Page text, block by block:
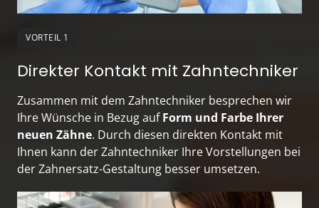
VORTEIL 1
Direkter Kontakt mit Zahntechniker
Zusammen mit dem Zahntechniker besprechen wir
Ihre Wünsche in Bezug auf Form und Farbe Ihrer
neuen Zähne. Durch diesen direkten Kontakt mit
Ihnen kann der Zahntechniker Ihre Vorstellungen bei
der Zahnersatz-Gestaltung besser umsetzen.